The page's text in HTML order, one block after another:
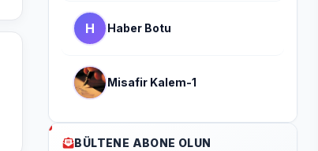
H Haber Botu
Misafir Kalem-1
BÜLTENE ABONE OLUN